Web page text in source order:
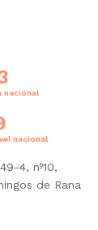
nacional
nacional
4, nº10,
de Rana